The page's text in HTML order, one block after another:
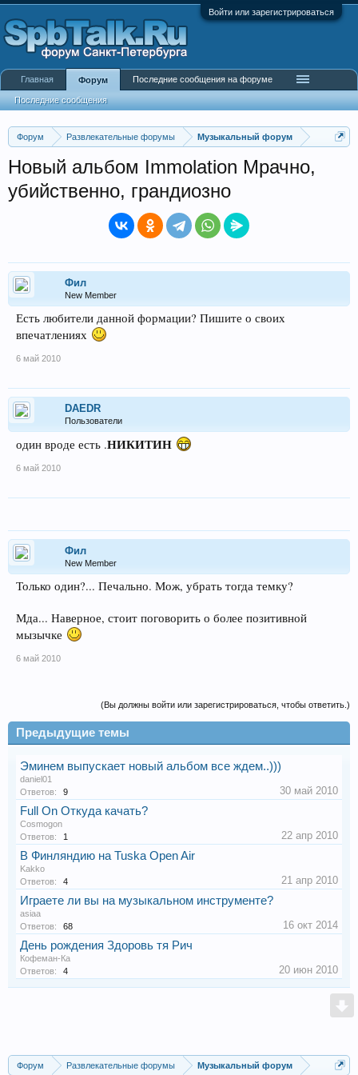
Войти или зарегистрироваться
Форум Развлекательные форумы Музыкальный форум
Новый альбом Immolation Мрачно,
убийственно, грандиозно
Фил
New Member
Есть любители данной формации? Пишите о своих
впечатлениях
6 май 2010
DAEDR
Пользователи
один вроде есть .НИКИТИН
6 май 2010
Фил
New Member
Только один?... Печально. Мож, убрать тогда темку?
Мда... Наверное, стоит поговорить о более позитивной
мызычке
6 май 2010
(Вы должны войти или зарегистрироваться, чтобы ответить.)
Предыдущие темы
Эминем выпускает новый альбом все ждем..)))
daniel01
Ответов:
9 30 май 2010
Full On Откуда качать?
Cosmogon
Ответов:
1 22 апр 2010
В Финляндию на Tuska Open Air
Kakko
Ответов:
4 21 апр 2010
Играете ли вы на музыкальном инструменте?
asiaa
Ответов:
68 16 окт 2014
День рождения Здоровь тя Рич
Кофеман-Ка
Ответов:
4 20 июн 2010
Форум Развлекательные форумы Музыкальный форум
Главная Форум
Последние сообщения
Последние сообщения на форуме